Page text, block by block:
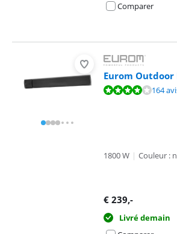
Comparer
Eurom Outdoor
La note est de 8,4 sur 10, basée sur 164 avis.
164
1800 W | Couleur :
€ 239,-
Livré demain